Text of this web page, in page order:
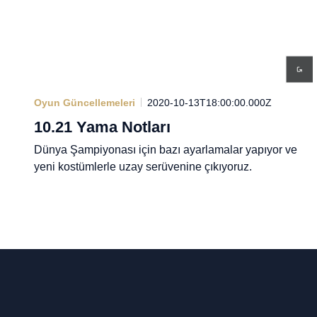
Oyun Güncellemeleri 2020-10-13T18:00:00.000Z
10.21 Yama Notları
Dünya Şampiyonası için bazı ayarlamalar yapıyor ve
yeni kostümlerle uzay serüvenine çıkıyoruz.